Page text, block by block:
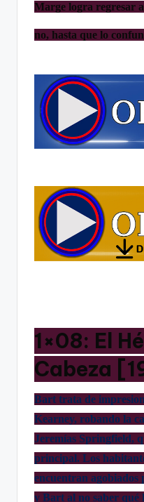
Marge logra regresar
no, hasta que lo
1×08: El
Cabeza
Bart trata de
Kearney, robando la
Jeremías Springfield,
principal. Los
encuentran agobiados
y Bart al no saber qué